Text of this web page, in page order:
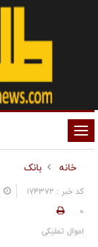
تغییر
وضعیت
ناوبری
خانه
بانک
کد خبر : 174372
0
اموال تملیکی